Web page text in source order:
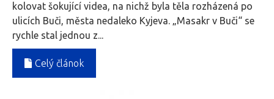
kolovat šokující videa, na nichž byla těla rozházená po
ulicích Buči, města nedaleko Kyjeva. „Masakr v Buči“ se
rychle stal jednou z...
Celý článok